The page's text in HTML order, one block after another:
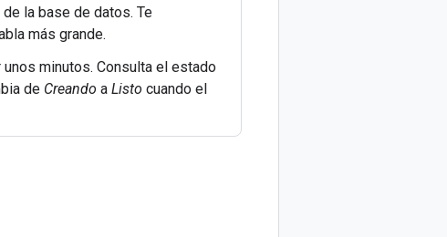
la base de datos. Te
más grande.
minutos. Consulta el estado
de Creando a Listo cuando el